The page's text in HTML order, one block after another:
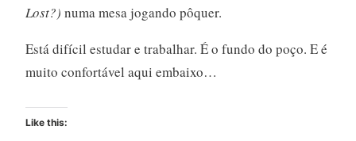
Lost?) numa mesa jogando pôquer.
Está difícil estudar e trabalhar. É o fundo do poço. E é
muito confortável aqui embaixo…
Like this: